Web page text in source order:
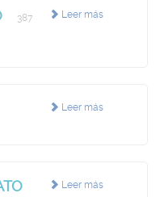
Leer más
387
Leer más
Leer más